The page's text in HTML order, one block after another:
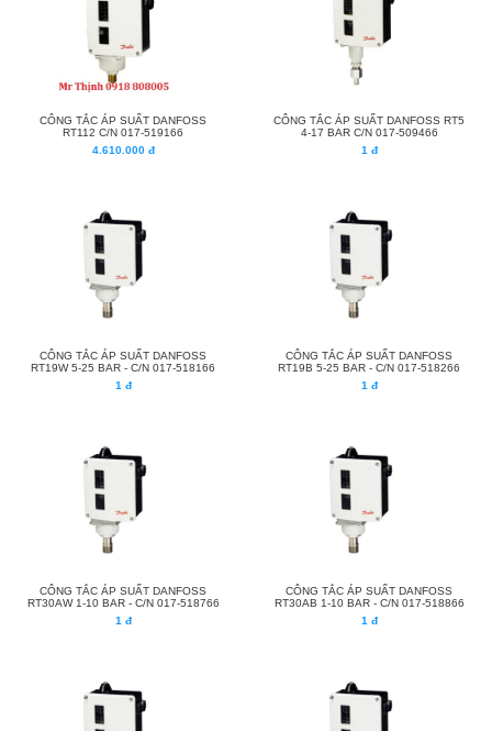
CÔNG TẮC ÁP SUẤT DANFOSS
RT112 C/N 017-519166
4.610.000 đ
CÔNG TẮC ÁP SUẤT DANFOSS RT5
4-17 BAR C/N 017-509466
1 đ
CÔNG TẮC ÁP SUẤT DANFOSS
RT19W 5-25 BAR - C/N 017-518166
1 đ
CÔNG TẮC ÁP SUẤT DANFOSS
RT19B 5-25 BAR - C/N 017-518266
1 đ
CÔNG TẮC ÁP SUẤT DANFOSS
RT30AW 1-10 BAR - C/N 017-518766
1 đ
CÔNG TẮC ÁP SUẤT DANFOSS
RT30AB 1-10 BAR - C/N 017-518866
1 đ